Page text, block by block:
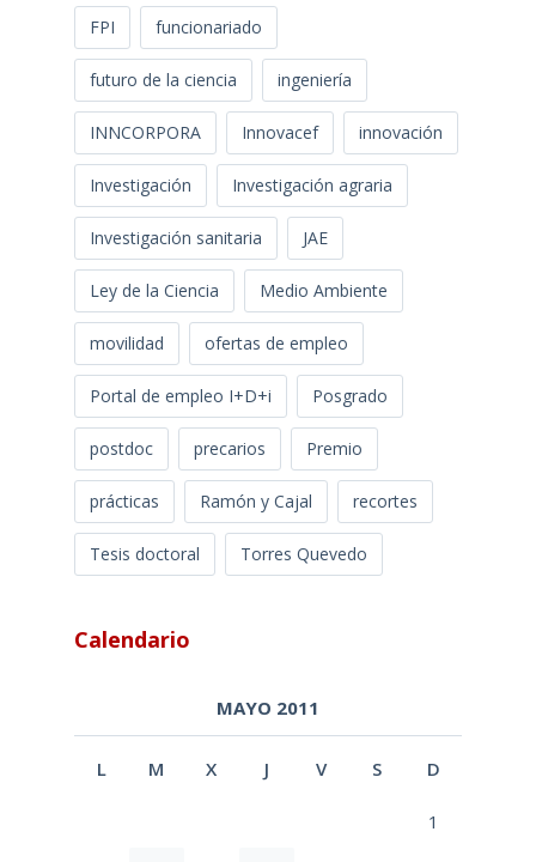
FPI funcionariado
futuro de la ciencia ingeniería
INNCORPORA Innovacef innovación
Investigación Investigación agraria
Investigación sanitaria JAE
Ley de la Ciencia Medio Ambiente
movilidad ofertas de empleo
Portal de empleo I+D+i Posgrado
postdoc precarios Premio
prácticas Ramón y Cajal recortes
Tesis doctoral Torres Quevedo
Calendario
MAYO 2011
L M X J V S D
1